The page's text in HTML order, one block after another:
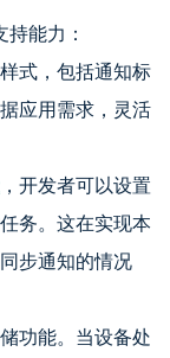
能力：
式，包括通知标
应用需求，灵活
，开发者可以设置
务。这在实现本
步通知的情况
功能。当设备处